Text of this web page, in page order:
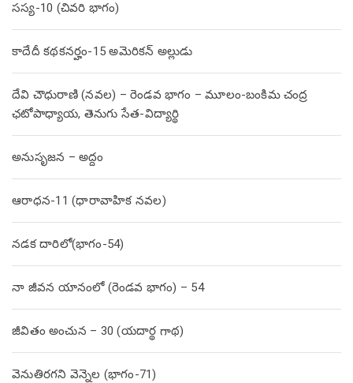
సస్య-10 (చివరి భాగం)
కాదేదీ కథకనర్హం-15 అమెరికన్ అల్లుడు
దేవి చౌధురాణి (నవల) – రెండవ భాగం – మూలం-బంకిమ చంద్ర
ఛటోపాధ్యాయ, తెనుగు సేత-విద్యార్థి
అనుసృజన – అద్దం
ఆరాధన-11 (ధారావాహిక నవల)
నడక దారిలో(భాగం-54)
నా జీవన యానంలో (రెండవ భాగం) – 54
జీవితం అంచున – 30 (యదార్థ గాథ)
వెనుతిరగని వెన్నెల (భాగం-71)